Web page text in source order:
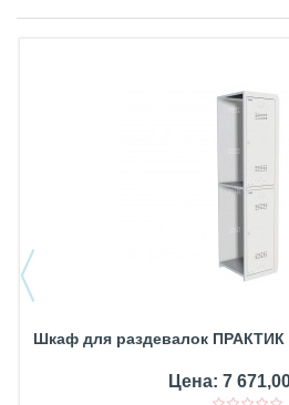
Шкаф для раздевалок ПРАКТИК
Цена: 7